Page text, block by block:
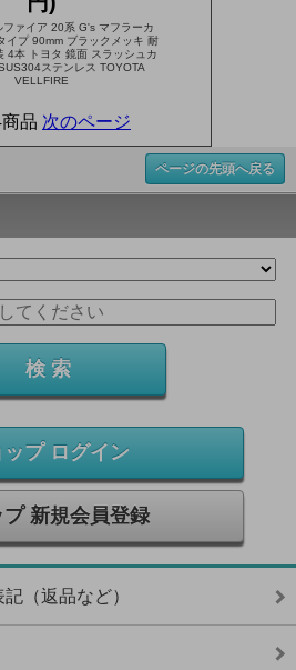
ファイア 20系 G's マフラーカ
イプ 90mm ブラックメッキ 耐
4本 トヨタ 鏡面 スラッシュカ
ステンレス TOYOTA
VELLFIRE
品 次のページ
ページの先頭へ戻る
ップ ログイン
プ 新規会員登録
（返品など）